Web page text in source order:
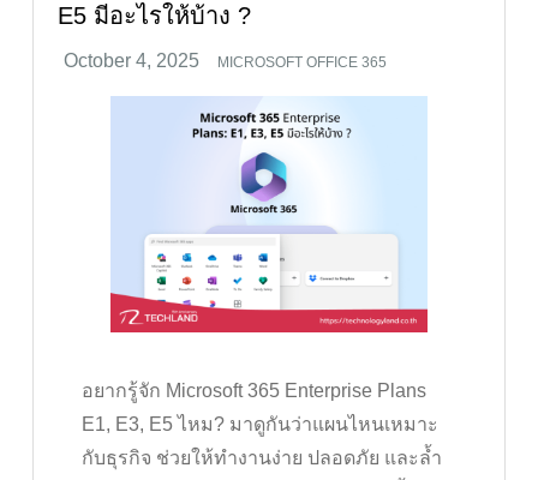
E5 มีอะไรให้บ้าง ?
MICROSOFT OFFICE 365
อยากรู้จัก Microsoft 365 Enterprise Plans
E1, E3, E5 ไหม? มาดูกันว่าแผนไหนเหมาะ
กับธุรกิจ ช่วยให้ทำงานง่าย ปลอดภัย และล้ำ